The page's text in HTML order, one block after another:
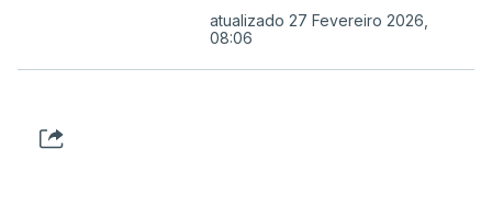
atualizado 27 Fevereiro 2026,
08:06